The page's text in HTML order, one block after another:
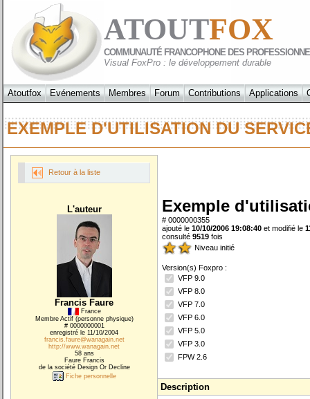
ATOUTFOX
COMMUNAUTÉ FRANCOPHONE DES
Visual FoxPro : le développement durable
Atoutfox Evénements Membres Forum Contributions Applications
EXEMPLE D'UTILISATION DU
Retour à la liste
L'auteur
Francis Faure
France
Membre Actif (personne physique)
# 0000000001
enregistré le 11/10/2004
francis.faure@wanagain.net
http://www.wanagain.net
58 ans
Faure Francis
de la société Design Or Decline
Fiche personnelle
Exemple
# 0000000355
ajouté le 10/10/2006 19:08:40 et modifié le
consulté 9519 fois
Niveau initié
Version(s) Foxpro :
VFP 9.0
VFP 8.0
VFP 7.0
VFP 6.0
VFP 5.0
VFP 3.0
FPW 2.6
Description